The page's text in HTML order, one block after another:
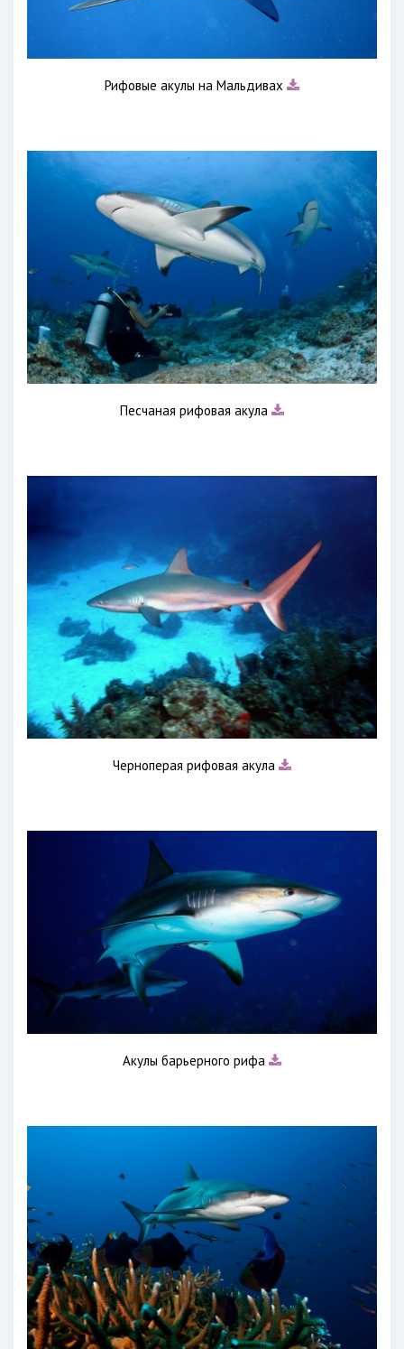
Рифовые акулы на Мальдивах
Песчаная рифовая акула
Черноперая рифовая акула
Акулы барьерного рифа